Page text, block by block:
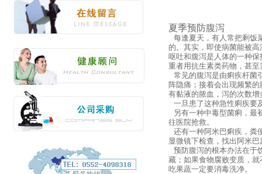
夏季预防腹泻
每逢夏天，有人常把剩饭
的。其实，即使病菌能被
呕吐和腹泻是人体的一种
重者用抗生素类药物，甚
常见的腹泻是由痢疾杆菌
阵隐痛；接着会出现频繁
有黏液的脓血，泻的次数
一旦患了这种急性痢疾要
另有一种中毒型菌痢，最
往医院抢救。
还有一种阿米巴痢疾，粪
显微镜下检查，找出阿米
预防腹泻的根本办法在于
藏；如果食物腐败变质，
吃果蔬一定要消毒洗净。